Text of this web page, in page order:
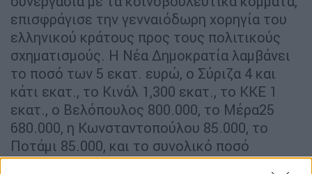
επισφράγισε την γενναιόδωρη χορηγία του
ελληνικού κράτους προς τους πολιτικούς
σχηματισμούς. Η Νέα Δημοκρατία λαμβάνει
το ποσό των 5 εκατ. ευρώ, ο Σύριζα 4 και
κάτι εκατ., το Κινάλ 1,300 εκατ., το ΚΚΕ 1
εκατ., ο Βελόπουλος 800.000, το Μέρα25
680.000, η Κωνσταντοπούλου 85.000, το
Ποτάμι 85.000, και το συνολικό ποσό
ανέρχεται στα 13.500.000 ευρώ.